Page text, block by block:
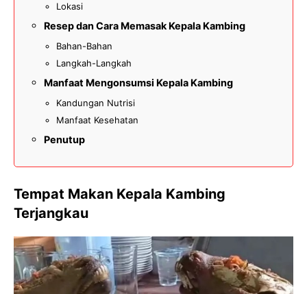
Lokasi
Resep dan Cara Memasak Kepala Kambing
Bahan-Bahan
Langkah-Langkah
Manfaat Mengonsumsi Kepala Kambing
Kandungan Nutrisi
Manfaat Kesehatan
Penutup
Tempat Makan Kepala Kambing
Terjangkau